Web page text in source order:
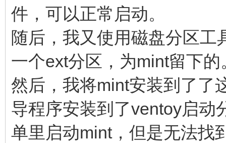
件，可以正常启动。
随后，我又使用磁盘分区
一个ext分区，为mint留下
然后，我将mint安装到了了
导程序安装到了ventoy启动
单里启动mint，但是无法找